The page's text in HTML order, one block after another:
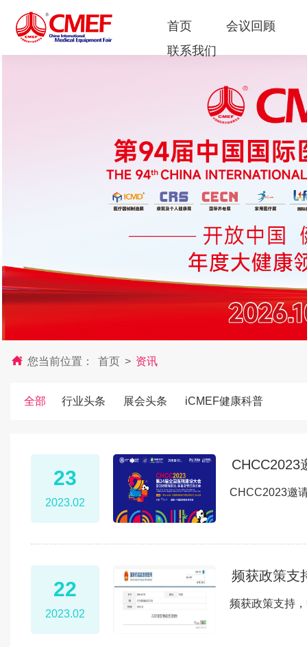
首页
会议回顾
联系我们
您当前位置： 首页 > 资讯
全部 行业头条 展会头条 iCMEF健康科普
23
2023.02
CHCC2023
CHCC2023邀
22
2023.02
频获政策支
频获政策支持